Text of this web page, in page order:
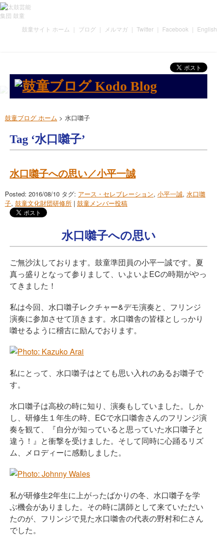
鼓童サイト ホーム ブログ メルマガ Twitter Facebook English
鼓童ブログ ホーム > 水口囃子
Tag ‘水口囃子’
水口囃子への思い／小平一誠
Posted: 2016/08/10 タグ: アース・セレブレーション, 小平一誠, 水口囃
子, 鼓童文化財団研修所 | 鼓童メンバー投稿
水口囃子への思い
ご無沙汰しております。鼓童準団員の小平一誠です。夏
真っ盛りとなって参りまして、いよいよECの時期がやっ
てきました！
私は今回、水口囃子レクチャー&デモ演奏と、フリンジ
演奏に参加させて頂きます。水口囃舎の皆様としっかり
囃せるように稽古に励んでおります。
私にとって、水口囃子はとても思い入れのあるお囃子で
す。
水口囃子は高校の時に知り、演奏もしていました。しか
し、研修生１年生の時、ECで水口囃舎さんのフリンジ演
奏を観て、『自分が知っていると思っていた水口囃子と
違う！』と衝撃を受けました。そして同時に心踊るリズ
ム、メロディーに感動しました。
私が研修生2年生に上がったばかりの冬、水口囃子を学
ぶ機会がありました。その時に講師として来ていただい
たのが、フリンジで見た水口囃舎の代表の野村和仁さん
でした。